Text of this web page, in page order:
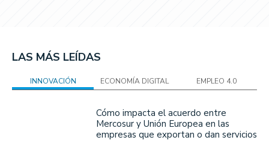
LAS MÁS LEÍDAS
INNOVACIÓN ECONOMÍA DIGITAL EMPLEO 4.0
Cómo impacta el acuerdo entre
Mercosur y Unión Europea en las
empresas que exportan o dan servicios